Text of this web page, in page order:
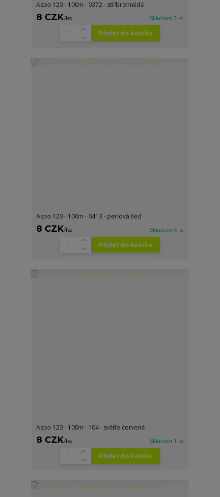
Aspo 120 - 100m - 0372 - stříbrohnědá
8 CZK/ks Skladem 3 ks
Přidat do košíku
Aspo 120 - 100m - 0413 - perlová šeď
8 CZK/ks Skladem 4 ks
Přidat do košíku
Aspo 120 - 100m - 104 - světle červená
8 CZK/ks Skladem 1 ks
Přidat do košíku